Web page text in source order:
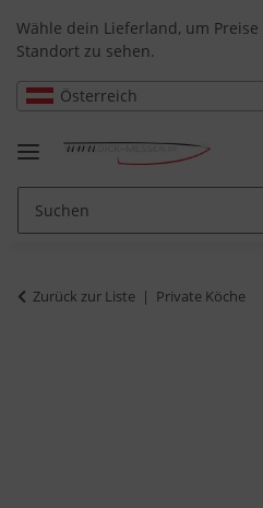
Wähle dein Lieferland, um
Standort zu sehen.
Österreich
Zurück zur Liste Private Köche